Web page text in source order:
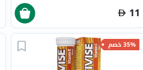
11
35% خصم